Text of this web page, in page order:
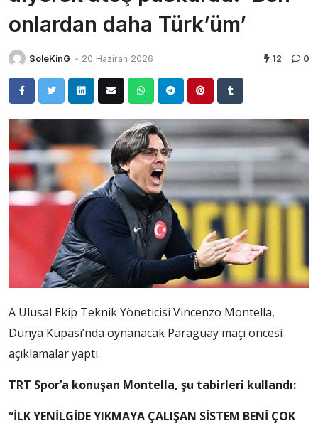
onlardan daha Türk’üm’
SoleKinG - 20 Haziran 2026 12 0
A Ulusal Ekip Teknik Yöneticisi Vincenzo Montella,
Dünya Kupası’nda oynanacak Paraguay maçı öncesi
açıklamalar yaptı.
TRT Spor’a konuşan Montella, şu tabirleri kullandı:
“İLK YENİLGİDE YIKMAYA ÇALIŞAN SİSTEM BENİ ÇOK